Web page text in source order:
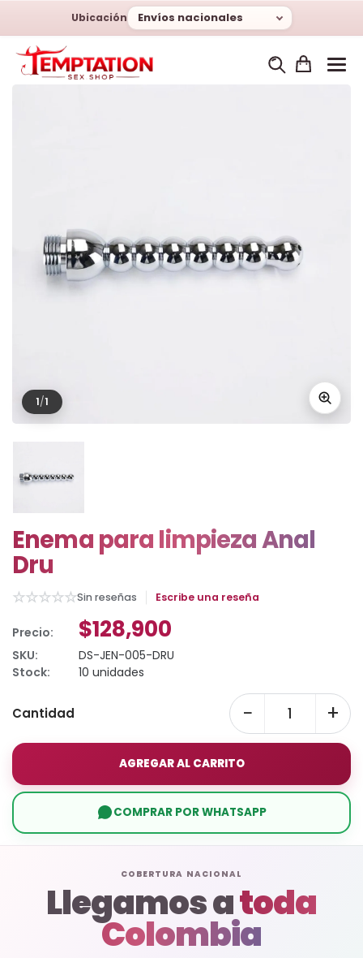
Ubicación Envíos nacionales
1/1
Enema para limpieza Anal
Dru
☆☆☆☆☆Sin reseñas Escribe una reseña
Precio: $128,900
SKU:
DS-JEN-005-DRU
Stock:
10 unidades
Cantidad − +
AGREGAR AL CARRITO
COMPRAR POR WHATSAPP
COBERTURA NACIONAL
Llegamos atoda
Colombia